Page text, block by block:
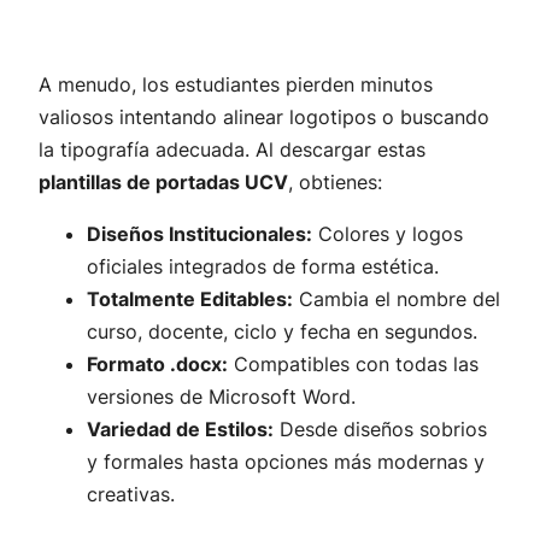
A menudo, los estudiantes pierden minutos
valiosos intentando alinear logotipos o buscando
la tipografía adecuada. Al descargar estas
plantillas de portadas UCV, obtienes:
Diseños Institucionales: Colores y logos
oficiales integrados de forma estética.
Totalmente Editables: Cambia el nombre del
curso, docente, ciclo y fecha en segundos.
Formato .docx: Compatibles con todas las
versiones de Microsoft Word.
Variedad de Estilos: Desde diseños sobrios
y formales hasta opciones más modernas y
creativas.